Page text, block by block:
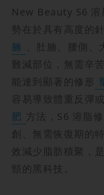
New Beauty S6 溶
勢在於具有高度的
腩 、肚腩、腰側、
難減部位，無需辛
能達到顯著的修形
容易導致體重反彈
肥 方法，S6 溶脂
創、無需恢復期的
效減少脂肪積聚，
頸的黑科技。